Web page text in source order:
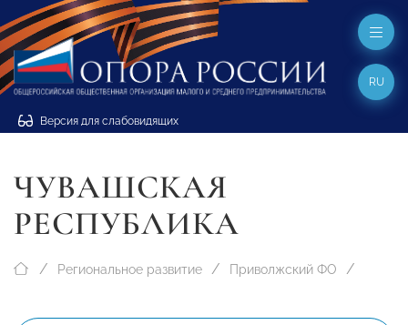
Версия для слабовидящих
RU
ЧУВАШСКАЯ
РЕСПУБЛИКА
Региональное развитие Приволжский ФО